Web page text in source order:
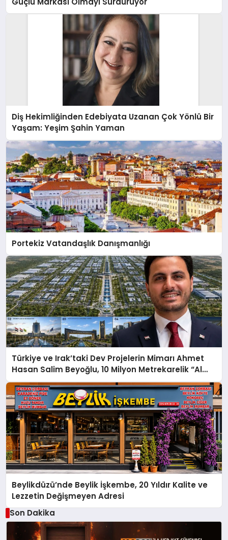
Diş Hekimliğinden Edebiyata Uzanan Çok Yönlü Bir
Yaşam: Yeşim Şahin Yaman
Portekiz Vatandaşlık Danışmanlığı
Türkiye ve Irak’taki Dev Projelerin Mimarı Ahmet
Hasan Salim Beyoğlu, 10 Milyon Metrekarelik “Al
Yusuf Holding Industrial City” Projesini Hayata
Geçirecek
Beylikdüzü’nde Beylik İşkembe, 20 Yıldır Kalite ve
Lezzetin Değişmeyen Adresi
Son Dakika